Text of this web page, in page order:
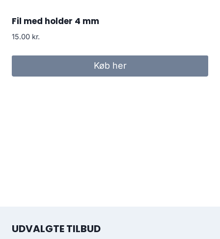
Fil med holder 4 mm
15.00 kr.
Køb her
UDVALGTE TILBUD